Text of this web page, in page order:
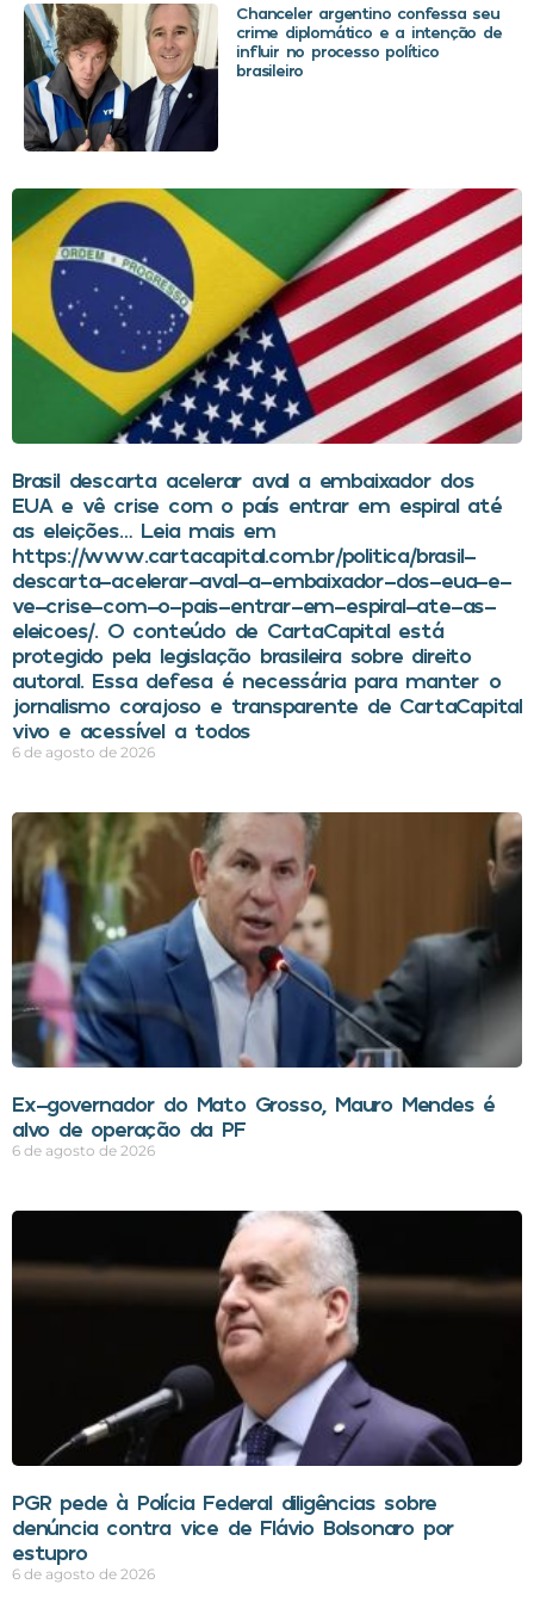
Chanceler argentino confessa seu
crime diplomático e a intenção de
influir no processo político
brasileiro
Brasil descarta acelerar aval a embaixador dos
EUA e vê crise com o país entrar em espiral até
as eleições… Leia mais em
https://www.cartacapital.com.br/politica/brasil-
descarta-acelerar-aval-a-embaixador-dos-eua-e-
ve-crise-com-o-pais-entrar-em-espiral-ate-as-
eleicoes/. O conteúdo de CartaCapital está
protegido pela legislação brasileira sobre direito
autoral. Essa defesa é necessária para manter o
jornalismo corajoso e transparente de CartaCapital
vivo e acessível a todos
6 de agosto de 2026
Ex-governador do Mato Grosso, Mauro Mendes é
alvo de operação da PF
6 de agosto de 2026
PGR pede à Polícia Federal diligências sobre
denúncia contra vice de Flávio Bolsonaro por
estupro
6 de agosto de 2026